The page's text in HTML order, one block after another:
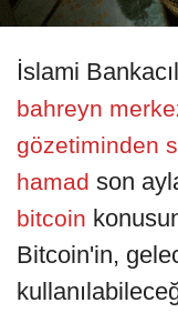
İslami
bahreyn
gözetiminden
hamad son
bitcoin
Bitcoin'in,